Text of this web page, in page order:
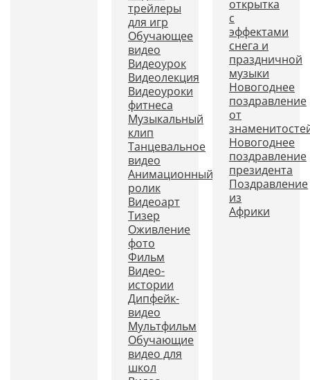
трейлеры
для игр
Обучающее
видео
Видеоурок
Видеолекция
Видеоуроки
фитнеса
Музыкальный
клип
Танцевальное
видео
Анимационный
ролик
Видеоарт
Тизер
Оживление
фото
Фильм
Видео-
истории
Дипфейк-
видео
Мультфильм
Обучающие
видео для
школ
открытка
с
эффектами
снега и
праздничной
музыки
Новогоднее
поздравление
от
Новогоднее
поздравление
президента
Поздравление
из
Африки